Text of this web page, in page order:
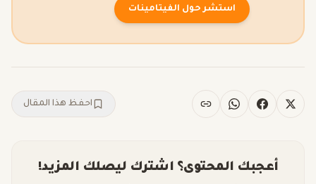
استشر حول الفيتامينات
احفظ هذا المقال
أعجبك المحتوى؟ اشترك ليصلك المزيد!